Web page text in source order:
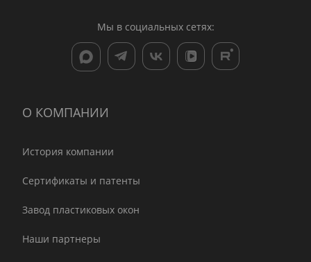
Мы в социальных сетях:
О КОМПАНИИ
История компании
Сертификаты и патенты
Завод пластиковых окон
Наши партнеры